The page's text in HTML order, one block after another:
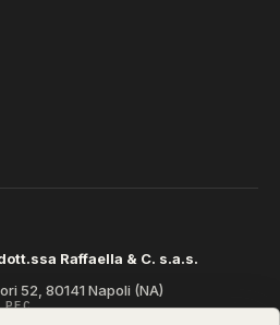
Raffaella & C. s.a.s.
52, 80141 Napoli (NA)
PEC